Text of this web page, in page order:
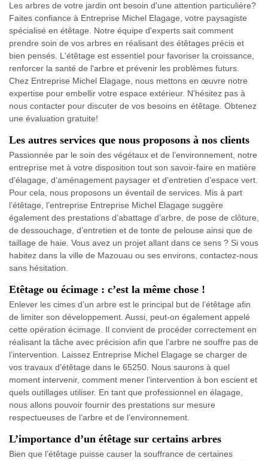
Les arbres de votre jardin ont besoin d'une attention particulière?
Faites confiance à Entreprise Michel Elagage, votre paysagiste
spécialisé en étêtage. Notre équipe d'experts sait comment
prendre soin de vos arbres en réalisant des étêtages précis et
bien pensés. L'étêtage est essentiel pour favoriser la croissance,
renforcer la santé de l'arbre et prévenir les problèmes futurs.
Chez Entreprise Michel Elagage, nous mettons en œuvre notre
expertise pour embellir votre espace extérieur. N'hésitez pas à
nous contacter pour discuter de vos besoins en étêtage. Obtenez
une évaluation gratuite!
Les autres services que nous proposons à nos clients
Passionnée par le soin des végétaux et de l’environnement, notre
entreprise met à votre disposition tout son savoir-faire en matière
d’élagage, d’aménagement paysager et d’entretien d’espace vert.
Pour cela, nous proposons un éventail de services. Mis à part
l’étêtage, l’entreprise Entreprise Michel Elagage suggère
également des prestations d’abattage d’arbre, de pose de clôture,
de dessouchage, d’entretien et de tonte de pelouse ainsi que de
taillage de haie. Vous avez un projet allant dans ce sens ? Si vous
habitez dans la ville de Mazouau ou ses environs, contactez-nous
sans hésitation.
Etêtage ou écimage : c’est la même chose !
Enlever les cimes d’un arbre est le principal but de l’étêtage afin
de limiter son développement. Aussi, peut-on également appelé
cette opération écimage. Il convient de procéder correctement en
réalisant la tâche avec précision afin que l’arbre ne souffre pas de
l’intervention. Laissez Entreprise Michel Elagage se charger de
vos travaux d’étêtage dans le 65250. Nous saurons à quel
moment intervenir, comment mener l’intervention à bon escient et
quels outillages utiliser. En tant que professionnel en élagage,
nous allons pouvoir fournir des prestations sur mesure
respectueuses de l’arbre et de l’environnement.
L’importance d’un étêtage sur certains arbres
Bien que l’étêtage puisse causer la souffrance de certaines